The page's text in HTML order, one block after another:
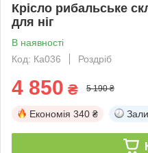
Крісло рибальське
для ніг
В наявності
Код: Ка036
Роздріб
4 850 ₴ 5 190 ₴
Економія 340 ₴